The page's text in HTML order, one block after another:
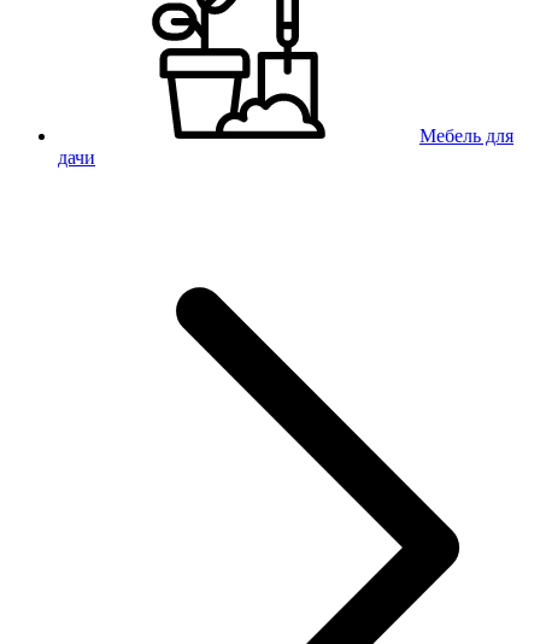
Мебель для
дачи